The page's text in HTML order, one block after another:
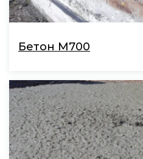
Бетон М700